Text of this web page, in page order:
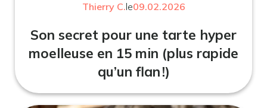
Thierry C.le09.02.2026
Son secret pour une tarte hyper
moelleuse en 15 min (plus rapide
qu’un flan !)